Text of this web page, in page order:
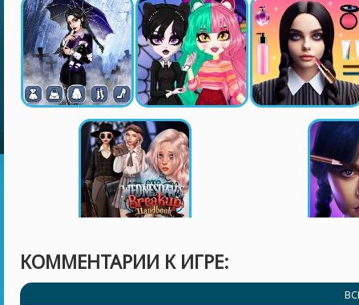
КОММЕНТАРИИ К ИГРЕ: